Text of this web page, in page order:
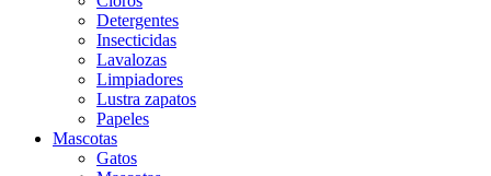
Detergentes
Insecticidas
Lavalozas
Limpiadores
Lustra zapatos
Papeles
Mascotas
Gatos